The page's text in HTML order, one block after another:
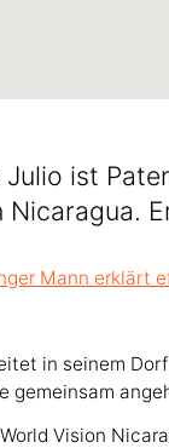
Julio ist
Nicaragua.
in seinem
gemeinsam
Vision